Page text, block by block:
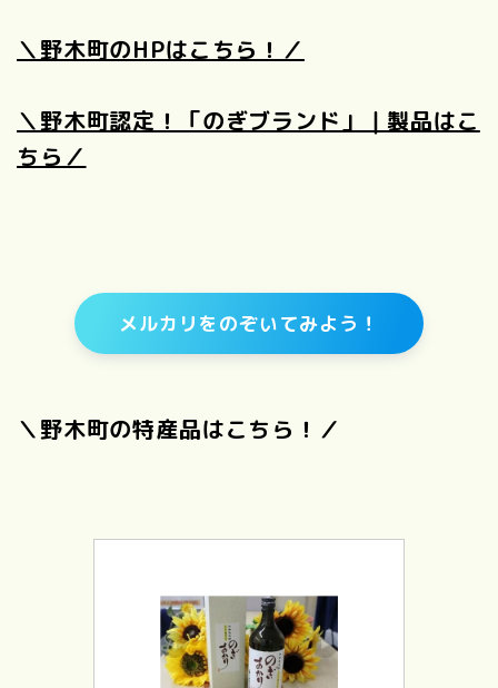
＼野木町のHPはこちら！／
＼野木町認定！「のぎブランド」｜製品はこ
ちら／
メルカリをのぞいてみよう！
＼野木町の特産品はこちら！／